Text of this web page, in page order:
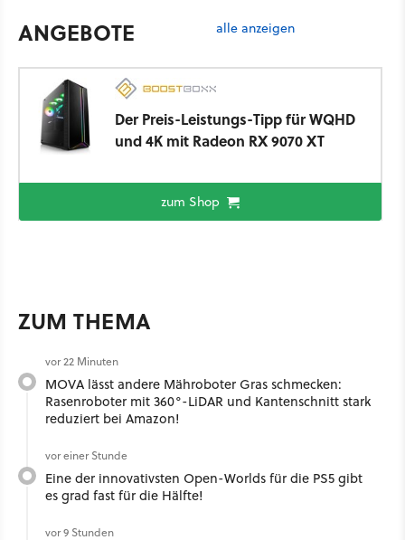
ANGEBOTE alle anzeigen
Der Preis-Leistungs-Tipp für WQHD
und 4K mit Radeon RX 9070 XT
zum Shop
ZUM THEMA
vor 22 Minuten
MOVA lässt andere Mähroboter Gras schmecken:
Rasenroboter mit 360°-LiDAR und Kantenschnitt stark
reduziert bei Amazon!
vor einer Stunde
Eine der innovativsten Open-Worlds für die PS5 gibt
es grad fast für die Hälfte!
vor 9 Stunden